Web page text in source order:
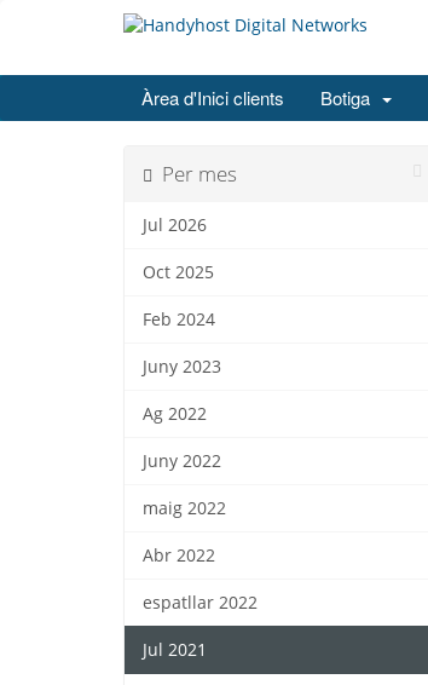
Àrea d'Inici clients Botiga
Per mes
Jul 2026
Oct 2025
Feb 2024
Juny 2023
Ag 2022
Juny 2022
maig 2022
Abr 2022
espatllar 2022
Jul 2021